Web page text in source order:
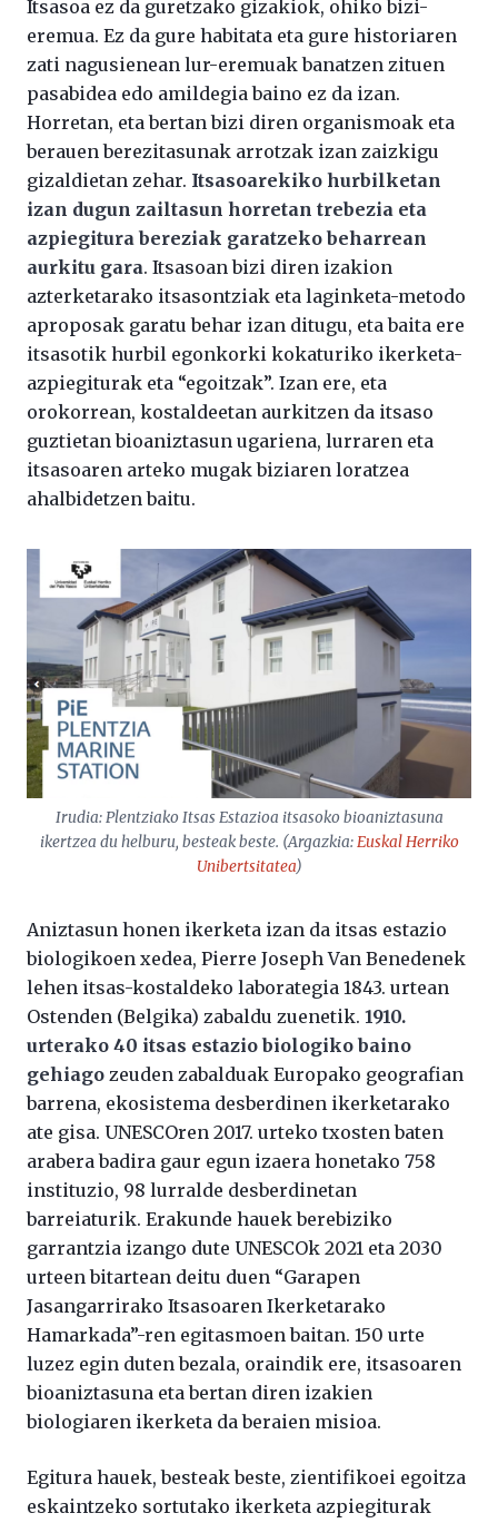
Itsasoa ez da guretzako gizakiok, ohiko bizi-
eremua. Ez da gure habitata eta gure historiaren
zati nagusienean lur-eremuak banatzen zituen
pasabidea edo amildegia baino ez da izan.
Horretan, eta bertan bizi diren organismoak eta
berauen berezitasunak arrotzak izan zaizkigu
gizaldietan zehar. Itsasoarekiko hurbilketan
izan dugun zailtasun horretan trebezia eta
azpiegitura bereziak garatzeko beharrean
aurkitu gara. Itsasoan bizi diren izakion
azterketarako itsasontziak eta laginketa-metodo
aproposak garatu behar izan ditugu, eta baita ere
itsasotik hurbil egonkorki kokaturiko ikerketa-
azpiegiturak eta “egoitzak”. Izan ere, eta
orokorrean, kostaldeetan aurkitzen da itsaso
guztietan bioaniztasun ugariena, lurraren eta
itsasoaren arteko mugak biziaren loratzea
ahalbidetzen baitu.
Irudia: Plentziako Itsas Estazioa itsasoko bioaniztasuna
ikertzea du helburu, besteak beste. (Argazkia:Euskal Herriko
Unibertsitatea)
Aniztasun honen ikerketa izan da itsas estazio
biologikoen xedea, Pierre Joseph Van Benedenek
lehen itsas-kostaldeko laborategia 1843. urtean
Ostenden (Belgika) zabaldu zuenetik. 1910.
urterako 40 itsas estazio biologiko baino
gehiago zeuden zabalduak Europako geografian
barrena, ekosistema desberdinen ikerketarako
ate gisa. UNESCOren 2017. urteko txosten baten
arabera badira gaur egun izaera honetako 758
instituzio, 98 lurralde desberdinetan
barreiaturik. Erakunde hauek berebiziko
garrantzia izango dute UNESCOk 2021 eta 2030
urteen bitartean deitu duen “Garapen
Jasangarrirako Itsasoaren Ikerketarako
Hamarkada”-ren egitasmoen baitan. 150 urte
luzez egin duten bezala, oraindik ere, itsasoaren
bioaniztasuna eta bertan diren izakien
biologiaren ikerketa da beraien misioa.
Egitura hauek, besteak beste, zientifikoei egoitza
eskaintzeko sortutako ikerketa azpiegiturak